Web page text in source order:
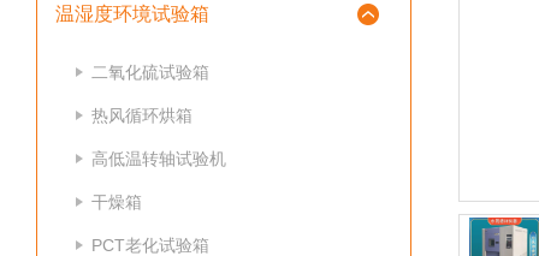
温湿度环境试验箱
二氧化硫试验箱
热风循环烘箱
高低温转轴试验机
干燥箱
PCT老化试验箱